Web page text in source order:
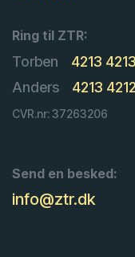
Ring til ZTR:
Torben
4213 4213
Anders
4213 4212
CVR.nr: 37263206
Send en besked:
info@ztr.dk